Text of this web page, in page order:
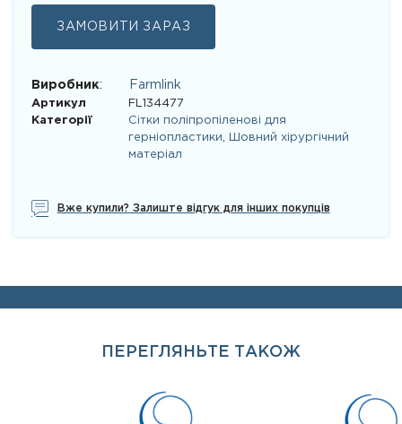
ЗАМОВИТИ ЗАРАЗ
Виробник: Farmlink
Артикул
FL134477
Категорії
Сітки поліпропіленові для
герніопластики
Шовний хірургічний
матеріал
Вже купили? Залиште відгук для інших покупців
ПЕРЕГЛЯНЬТЕ ТАКОЖ